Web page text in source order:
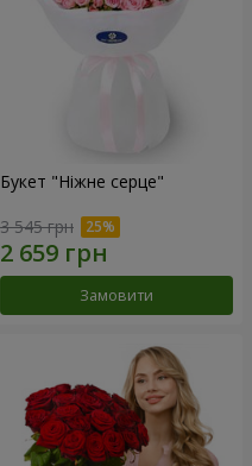
Букет "Ніжне серце"
3 545 грн
Замовити